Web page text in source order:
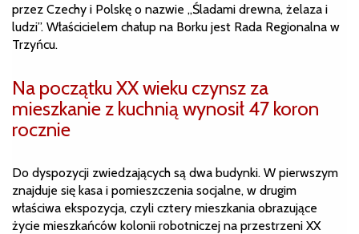
przez Czechy i Polskę o nazwie „Śladami drewna, żelaza i
ludzi”. Właścicielem chałup na Borku jest Rada Regionalna w
Trzyńcu.
Na początku XX wieku czynsz za
mieszkanie z kuchnią wynosił 47 koron
rocznie
Do dyspozycji zwiedzających są dwa budynki. W pierwszym
znajduje się kasa i pomieszczenia socjalne, w drugim
właściwa ekspozycja, czyli cztery mieszkania obrazujące
życie mieszkańców kolonii robotniczej na przestrzeni XX